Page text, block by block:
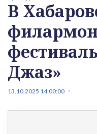
В
Джаз»
13.10.2025 14:00:00